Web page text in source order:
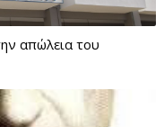
απώλεια του